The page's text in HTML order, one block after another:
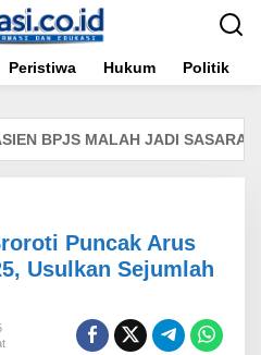
Peristiwa Hukum Politik
BPJS MALAH JADI SASARAN
Puncak Arus
Usulkan Sejumlah